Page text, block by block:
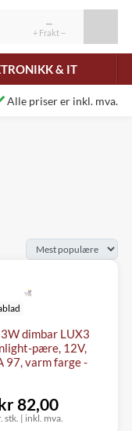
& IT
Alle priser er inkl. mva.
dimbar LUX3
pære, 12V,
97, varm farge -
stk. | inkl. mva.
82,00